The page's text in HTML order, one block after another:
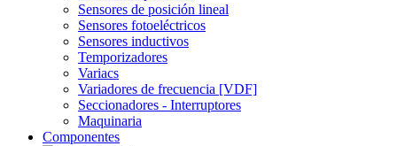
Sensores de posición lineal
Sensores fotoeléctricos
Sensores inductivos
Temporizadores
Variacs
Variadores de frecuencia [VDF]
Seccionadores - Interruptores
Maquinaria
Componentes